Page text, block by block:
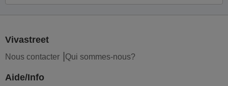
Vivastreet
Nous contacter Qui sommes-nous?
Aide/Info